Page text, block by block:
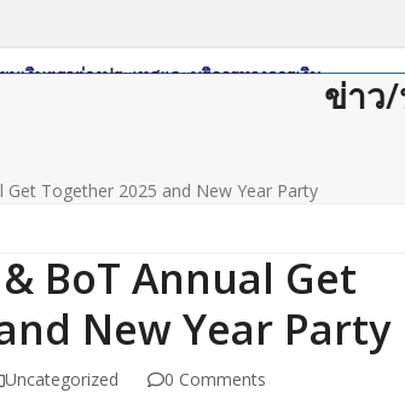
ข่าว
Get Together 2025 and New Year Party
BoT Annual Get
New Year Party
Uncategorized 0 Comments